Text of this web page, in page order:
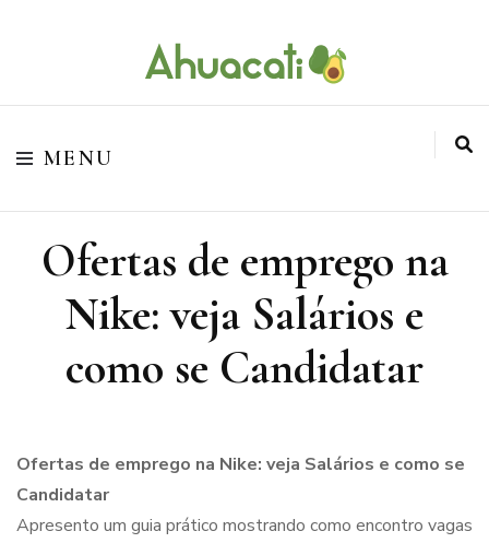
Ahuacati
O melhor da Internet em um só lugar
MENU
Ofertas de emprego na
Nike: veja Salários e
como se Candidatar
Ofertas de emprego na Nike: veja Salários e como se
Candidatar
Apresento um guia prático mostrando como encontro vagas